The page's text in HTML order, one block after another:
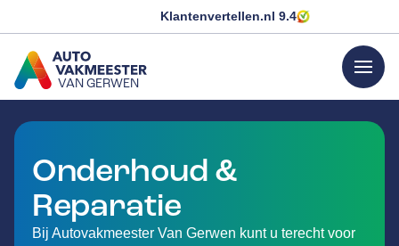
Klantenvertellen.nl 9.4
VAN GERWEN
GA NAAR DE HOMEPAGINA
menu
Onderhoud &
Reparatie
Bij Autovakmeester Van Gerwen kunt u terecht voor